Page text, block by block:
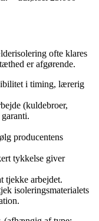
ofte klares
er afgørende.
i timing, lærerig
(kuldebroer,
producentens
tykkelse giver
tjekke arbejdet.
isoleringsmaterialets